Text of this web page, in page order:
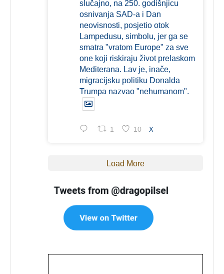
slučajno, na 250. godišnjicu
osnivanja SAD-a i Dan
neovisnosti, posjetio otok
Lampedusu, simbolu, jer ga se
smatra "vratom Europe" za sve
one koji riskiraju život prelaskom
Mediterana. Lav je, inače,
migracijsku politiku Donalda
Trumpa nazvao "nehumanom".
1 10 X
Load More